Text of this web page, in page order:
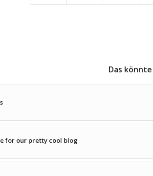
Das
for our pretty cool blog